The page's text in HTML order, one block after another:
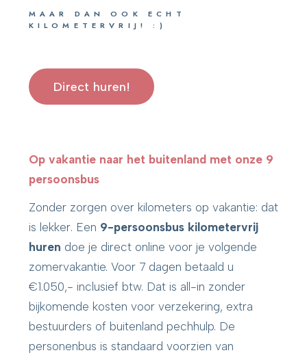
MAAR DAN OOK ECHT
KILOMETERVRIJ! :)
Direct huren!
Op vakantie naar het buitenland met onze 9
persoonsbus
Zonder zorgen over kilometers op vakantie: dat
is lekker. Een 9-persoonsbus kilometervrij
huren doe je direct online voor je volgende
zomervakantie. Voor 7 dagen betaald u
€1.050,- inclusief btw. Dat is all-in zonder
bijkomende kosten voor verzekering, extra
bestuurders of buitenland pechhulp. De
personenbus is standaard voorzien van